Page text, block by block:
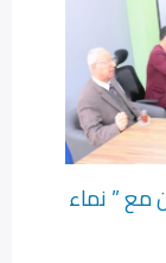
مع ” نماء